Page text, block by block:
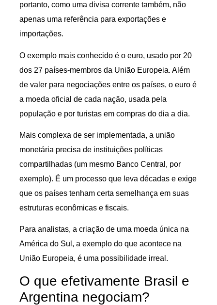
portanto, como uma divisa corrente também, não
apenas uma referência para exportações e
importações.
O exemplo mais conhecido é o euro, usado por 20
dos 27 países-membros da União Europeia. Além
de valer para negociações entre os países, o euro é
a moeda oficial de cada nação, usada pela
população e por turistas em compras do dia a dia.
Mais complexa de ser implementada, a união
monetária precisa de instituições políticas
compartilhadas (um mesmo Banco Central, por
exemplo). É um processo que leva décadas e exige
que os países tenham certa semelhança em suas
estruturas econômicas e fiscais.
Para analistas, a criação de uma moeda única na
América do Sul, a exemplo do que acontece na
União Europeia, é uma possibilidade irreal.
O que efetivamente Brasil e
Argentina negociam?